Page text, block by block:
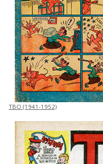
TBO (1941-1952)